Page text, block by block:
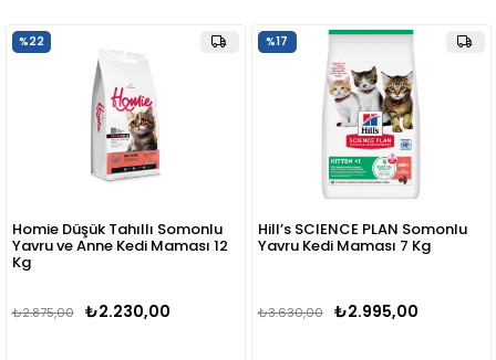
Hill’s SCIENCE PLAN Somonlu
Yavru Kedi Maması 7 Kg
₺2.995,00
₺3.630,00
%17
Mera Cats Nature Somonlu
Yavru Kedi Maması 2 Kg
₺1.800,00